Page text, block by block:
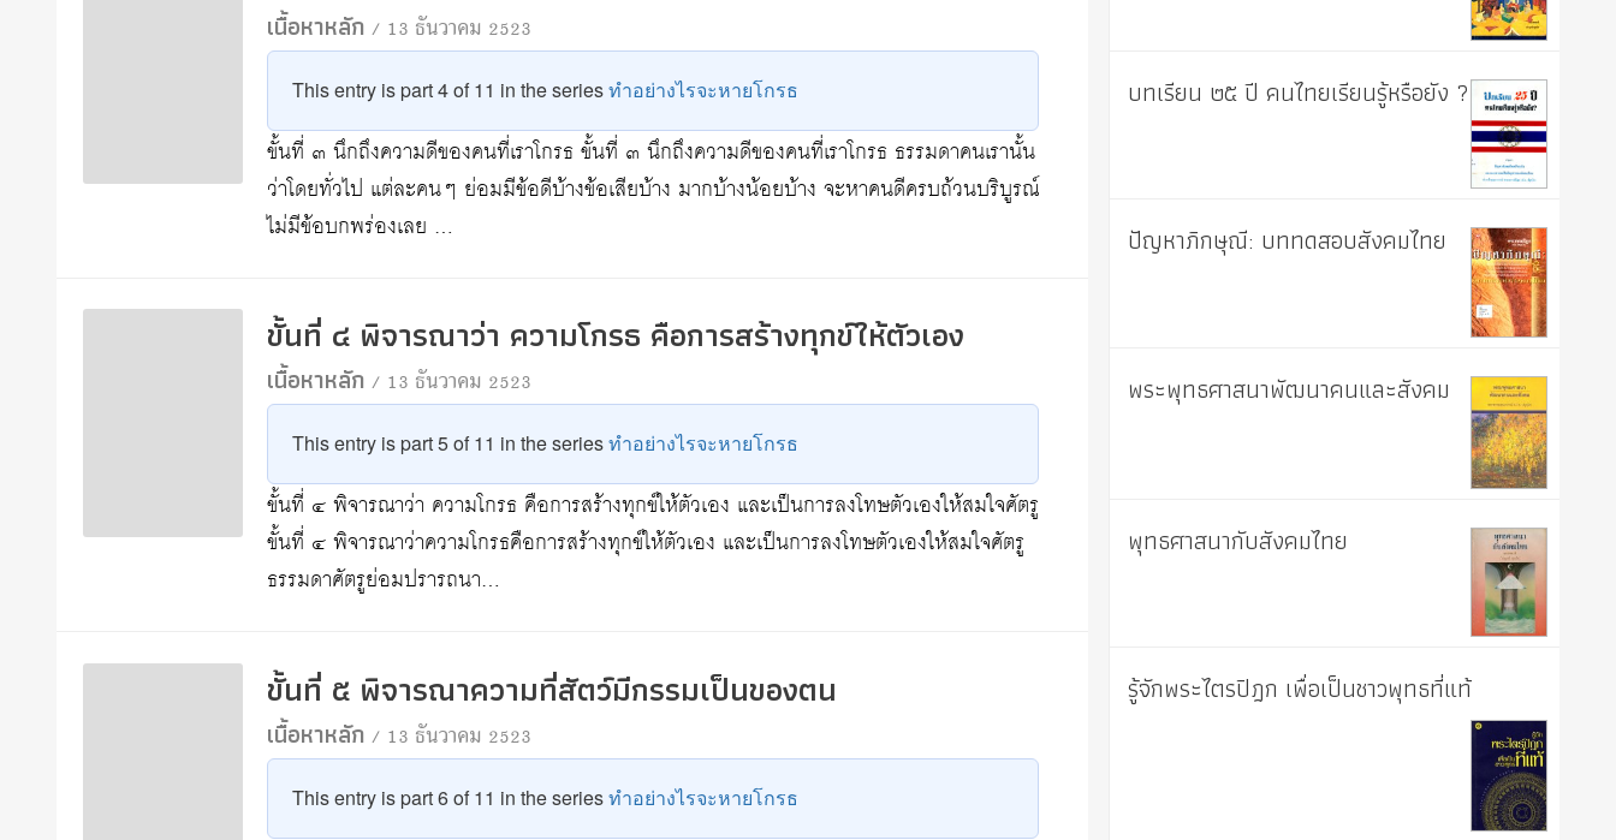
เนื้อหาหลัก/ 13 ธันวาคม 2523
This entry is part 4 of 11 in the seriesทำอย่างไรจะหายโกรธ
ขั้นที่ ๓ นึกถึงความดีของคนที่เราโกรธ ขั้นที่ ๓ นึกถึงความดีของคนที่เราโกรธ ธรรมดาคนเรานั้น
ว่าโดยทั่วไป แต่ละคนๆ ย่อมมีข้อดีบ้างข้อเสียบ้าง มากบ้างน้อยบ้าง จะหาคนดีครบถ้วนบริบูรณ์
ไม่มีข้อบกพร่องเลย …
ขั้นที่ ๔ พิจารณาว่า ความโกรธ คือการสร้างทุกข์ให้ตัวเอง
เนื้อหาหลัก/ 13 ธันวาคม 2523
This entry is part 5 of 11 in the seriesทำอย่างไรจะหายโกรธ
ขั้นที่ ๔ พิจารณาว่า ความโกรธ คือการสร้างทุกข์ให้ตัวเอง และเป็นการลงโทษตัวเองให้สมใจศัตรู
ขั้นที่ ๔ พิจารณาว่าความโกรธคือการสร้างทุกข์ให้ตัวเอง และเป็นการลงโทษตัวเองให้สมใจศัตรู
ธรรมดาศัตรูย่อมปรารถนา…
ขั้นที่ ๕ พิจารณาความที่สัตว์มีกรรมเป็นของตน
เนื้อหาหลัก/ 13 ธันวาคม 2523
This entry is part 6 of 11 in the seriesทำอย่างไรจะหายโกรธ
บทเรียน ๒๕ ปี คนไทยเรียนรู้หรือยัง ?
ปัญหาภิกษุณี: บททดสอบสังคมไทย
พระพุทธศาสนาพัฒนาคนและสังคม
พุทธศาสนากับสังคมไทย
รู้จักพระไตรปิฎก เพื่อเป็นชาวพุทธที่แท้